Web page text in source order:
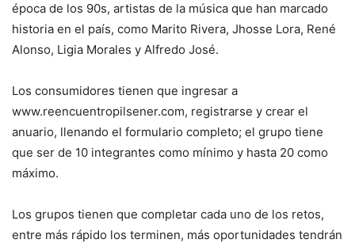
época de los 90s, artistas de la música que han marcado
historia en el país, como Marito Rivera, Jhosse Lora, René
Alonso, Ligia Morales y Alfredo José.
Los consumidores tienen que ingresar a
www.reencuentropilsener.com, registrarse y crear el
anuario, llenando el formulario completo; el grupo tiene
que ser de 10 integrantes como mínimo y hasta 20 como
máximo.
Los grupos tienen que completar cada uno de los retos,
entre más rápido los terminen, más oportunidades tendrán